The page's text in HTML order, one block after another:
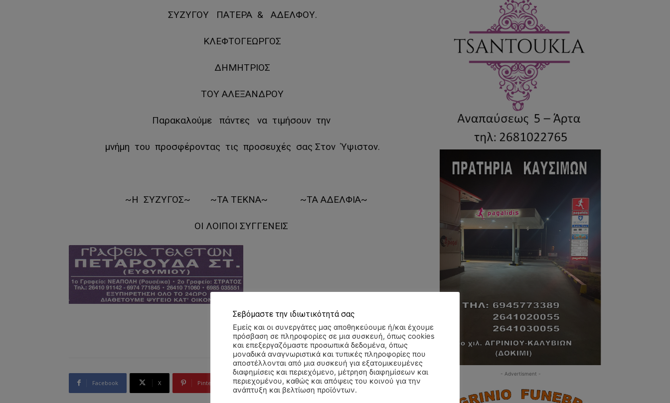
ΣΥΖΥΓΟΥ ΠΑΤΕΡΑ & ΑΔΕΛΦΟΥ.
ΚΛΕΦΤΟΓΕΩΡΓΟΣ
ΔΗΜΗΤΡΙΟΣ
ΤΟΥ ΑΛΕΞΑΝΔΡΟΥ
Παρακαλούμε πάντες να τιμήσουν την
μνήμη του προσφέροντας τις προσευχές σας Στον Ύψιστον.
~Η ΣΥΖΥΓΟΣ~ ~ΤΑ ΤΕΚΝΑ~ ~ΤΑ ΑΔΕΛΦΙΑ~
ΟΙ ΛΟΙΠΟΙ ΣΥΓΓΕΝΕΙΣ
Facebook X Pinterest WhatsApp
- Advertisment -
Σεβόμαστε την ιδιωτικότητά σας
Εμείς και οι συνεργάτες μας αποθηκεύουμε ή/και έχουμε
πρόσβαση σε πληροφορίες σε μια συσκευή, όπως cookies
και επεξεργαζόμαστε προσωπικά δεδομένα, όπως
μοναδικά αναγνωριστικά και τυπικές πληροφορίες που
αποστέλλονται από μια συσκευή για εξατομικευμένες
διαφημίσεις και περιεχόμενο, μέτρηση διαφημίσεων και
περιεχομένου, καθώς και απόψεις του κοινού για την
ανάπτυξη και βελτίωση προϊόντων.